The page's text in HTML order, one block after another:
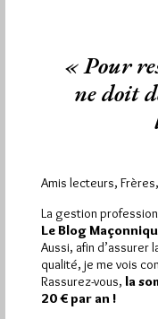
Foussier, ancien Grand
Hier jeudi 6 août
2 608 pagesont
« Pour
ne doit
Amis lecteurs,
La gestion
Le Blog
Aussi, afin d’assurer
qualité, je me vois
Rassurez-vous, la
20 € par an !